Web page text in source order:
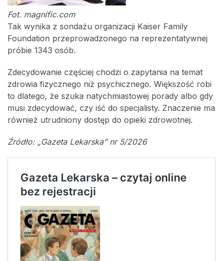
Fot. magnific.com
Tak wynika z sondażu organizacji Kaiser Family
Foundation przeprowadzonego na reprezentatywnej
próbie 1343 osób.
Zdecydowanie częściej chodzi o zapytania na temat
zdrowia fizycznego niż psychicznego. Większość robi
to dlatego, że szuka natychmiastowej porady albo gdy
musi zdecydować, czy iść do specjalisty. Znaczenie ma
również utrudniony dostęp do opieki zdrowotnej.
Źródło: „Gazeta Lekarska” nr 5/2026